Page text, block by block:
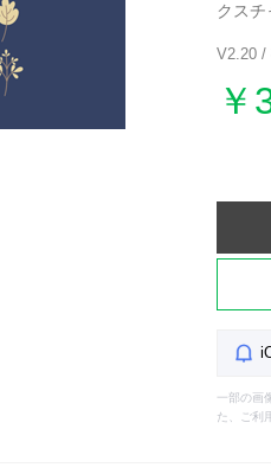
クスチ
V2.20 /
￥
一部の画
た、ご利